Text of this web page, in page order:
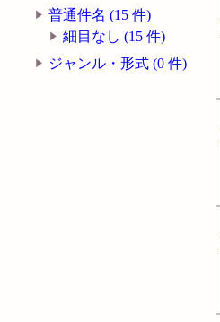
普通件名 (15 件)
細目なし (15 件)
ジャンル・形式 (0 件)